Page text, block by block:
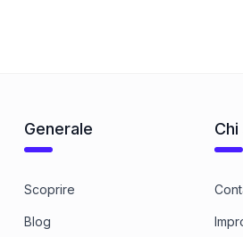
Generale
Scoprire
Blog